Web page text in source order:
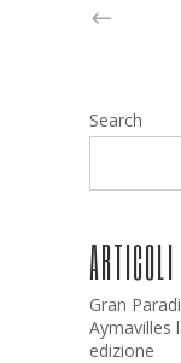
Search
Gran
Aymavilles
edizione